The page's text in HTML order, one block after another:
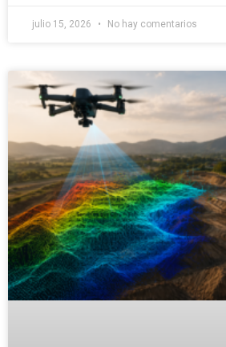
julio 15, 2026 No hay comentarios